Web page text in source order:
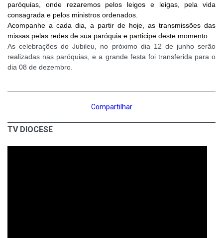
paróquias, onde rezaremos pelos leigos e leigas, pela vida
consagrada e pelos ministros ordenados.
Acompanhe a cada dia, a partir de hoje, as transmissões das
missas pelas redes de sua paróquia e participe deste momento.
As celebrações do Jubileu, no próximo dia 12 de junho serão
realizadas nas paróquias, e a grande festa foi transferida para o
dia 08 de dezembro.
Compartilhar
TV DIOCESE